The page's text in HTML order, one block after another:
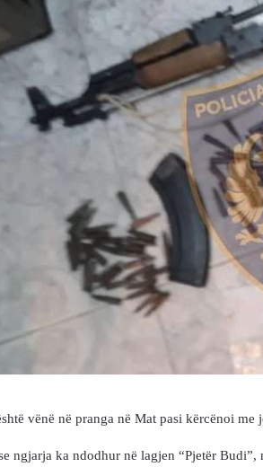
vënë në pranga në Mat pasi kërcënoi me
ngjarja ka ndodhur në lagjen “Pjetër